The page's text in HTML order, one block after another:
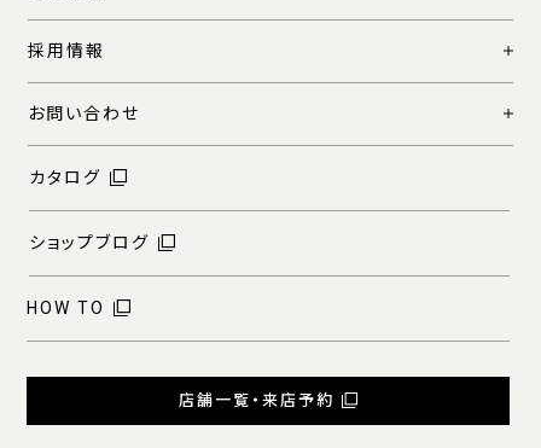
採用情報
お問い合わせ
カタログ
ショップブログ
HOW TO
店舗一覧・来店予約